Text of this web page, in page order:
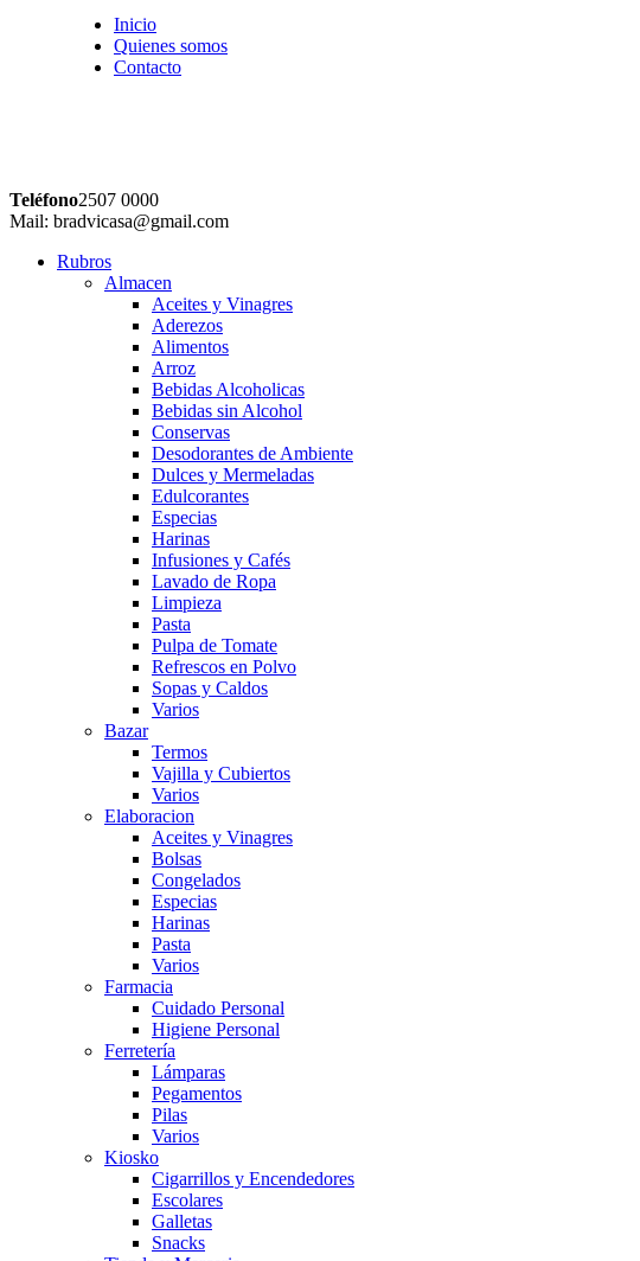
Inicio
Quienes somos
Contacto
Teléfono2507 0000
Mail: bradvicasa@gmail.com
Rubros
Almacen
Aceites y Vinagres
Aderezos
Alimentos
Arroz
Bebidas Alcoholicas
Bebidas sin Alcohol
Conservas
Desodorantes de Ambiente
Dulces y Mermeladas
Edulcorantes
Especias
Harinas
Infusiones y Cafés
Lavado de Ropa
Limpieza
Pasta
Pulpa de Tomate
Refrescos en Polvo
Sopas y Caldos
Varios
Bazar
Termos
Vajilla y Cubiertos
Varios
Elaboracion
Aceites y Vinagres
Bolsas
Congelados
Especias
Harinas
Pasta
Varios
Farmacia
Cuidado Personal
Higiene Personal
Ferretería
Lámparas
Pegamentos
Pilas
Varios
Kiosko
Cigarrillos y Encendedores
Escolares
Galletas
Snacks